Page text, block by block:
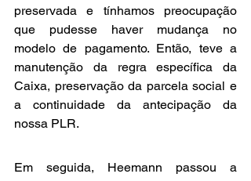
preservada e tínhamos preocupação
que pudesse haver mudança no
modelo de pagamento. Então, teve a
manutenção da regra específica da
Caixa, preservação da parcela social e
a continuidade da antecipação da
nossa PLR.
Em seguida, Heemann passou a